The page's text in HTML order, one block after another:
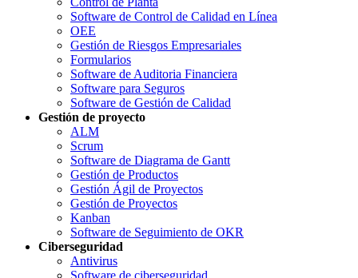
Software de Control de Calidad en Línea
OEE
Gestión de Riesgos Empresariales
Formularios
Software de Auditoria Financiera
Software para Seguros
Software de Gestión de Calidad
Gestión de proyecto
ALM
Scrum
Software de Diagrama de Gantt
Gestión de Productos
Gestión Ágil de Proyectos
Gestión de Proyectos
Kanban
Software de Seguimiento de OKR
Ciberseguridad
Antivirus
Software de ciberseguridad